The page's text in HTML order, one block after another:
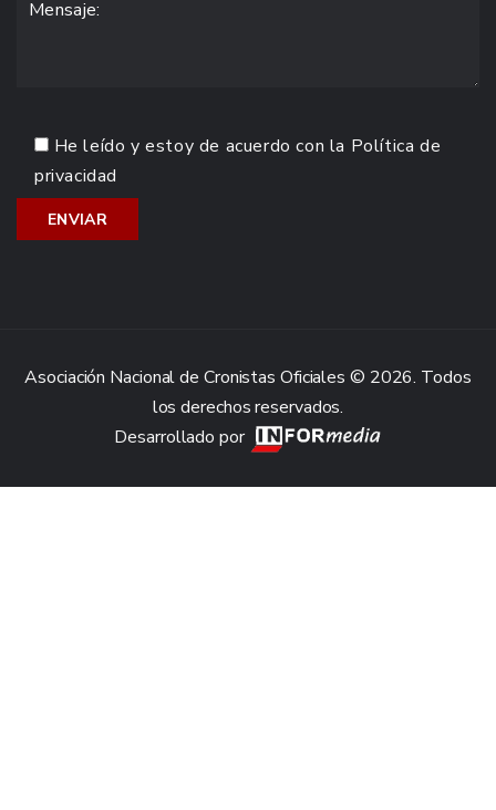
He leído y estoy de acuerdo con la Política de
privacidad
Asociación Nacional de Cronistas Oficiales © 2026. Todos
los derechos reservados.
Desarrollado por